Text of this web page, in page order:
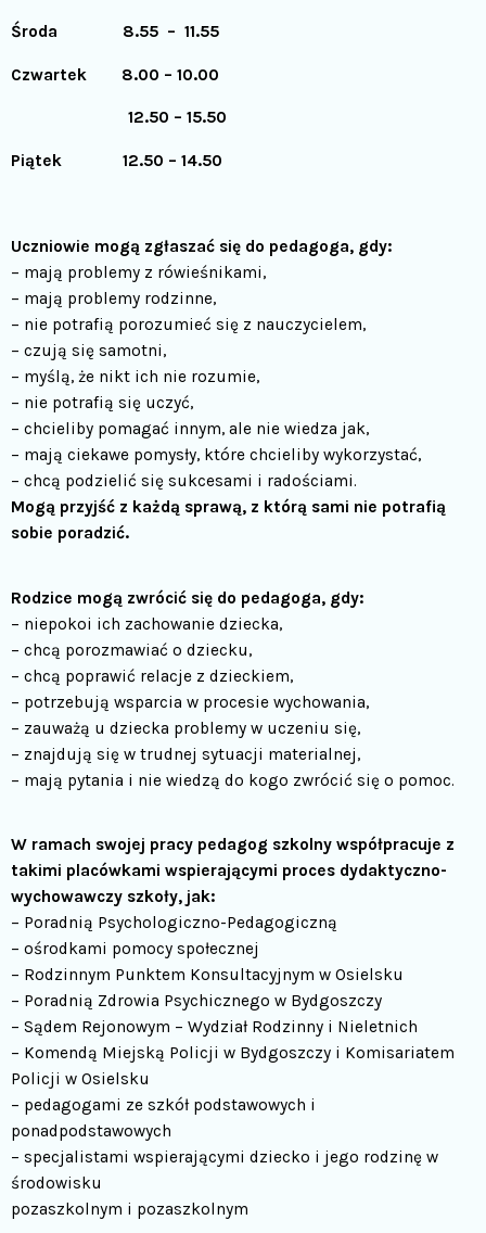
Środa 8.55 – 11.55
Czwartek 8.00 – 10.00
12.50 – 15.50
Piątek 12.50 – 14.50
Uczniowie mogą zgłaszać się do pedagoga, gdy:
– mają problemy z rówieśnikami,
– mają problemy rodzinne,
– nie potrafią porozumieć się z nauczycielem,
– czują się samotni,
– myślą, że nikt ich nie rozumie,
– nie potrafią się uczyć,
– chcieliby pomagać innym, ale nie wiedza jak,
– mają ciekawe pomysły, które chcieliby wykorzystać,
– chcą podzielić się sukcesami i radościami.
Mogą przyjść z każdą sprawą, z którą sami nie potrafią
sobie poradzić.
Rodzice mogą zwrócić się do pedagoga, gdy:
– niepokoi ich zachowanie dziecka,
– chcą porozmawiać o dziecku,
– chcą poprawić relacje z dzieckiem,
– potrzebują wsparcia w procesie wychowania,
– zauważą u dziecka problemy w uczeniu się,
– znajdują się w trudnej sytuacji materialnej,
– mają pytania i nie wiedzą do kogo zwrócić się o pomoc.
W ramach swojej pracy pedagog szkolny współpracuje z
takimi placówkami wspierającymi proces dydaktyczno-
wychowawczy szkoły, jak:
– Poradnią Psychologiczno-Pedagogiczną
– ośrodkami pomocy społecznej
– Rodzinnym Punktem Konsultacyjnym w Osielsku
– Poradnią Zdrowia Psychicznego w Bydgoszczy
– Sądem Rejonowym – Wydział Rodzinny i Nieletnich
– Komendą Miejską Policji w Bydgoszczy i Komisariatem
Policji w Osielsku
– pedagogami ze szkół podstawowych i
ponadpodstawowych
– specjalistami wspierającymi dziecko i jego rodzinę w
środowisku
pozaszkolnym i pozaszkolnym